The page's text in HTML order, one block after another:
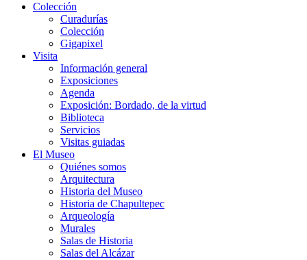
Colección
Curadurías
Colección
Gigapixel
Visita
Información general
Exposiciones
Agenda
Exposición: Bordado, de la virtud
Biblioteca
Servicios
Visitas guiadas
El Museo
Quiénes somos
Arquitectura
Historia del Museo
Historia de Chapultepec
Arqueología
Murales
Salas de Historia
Salas del Alcázar